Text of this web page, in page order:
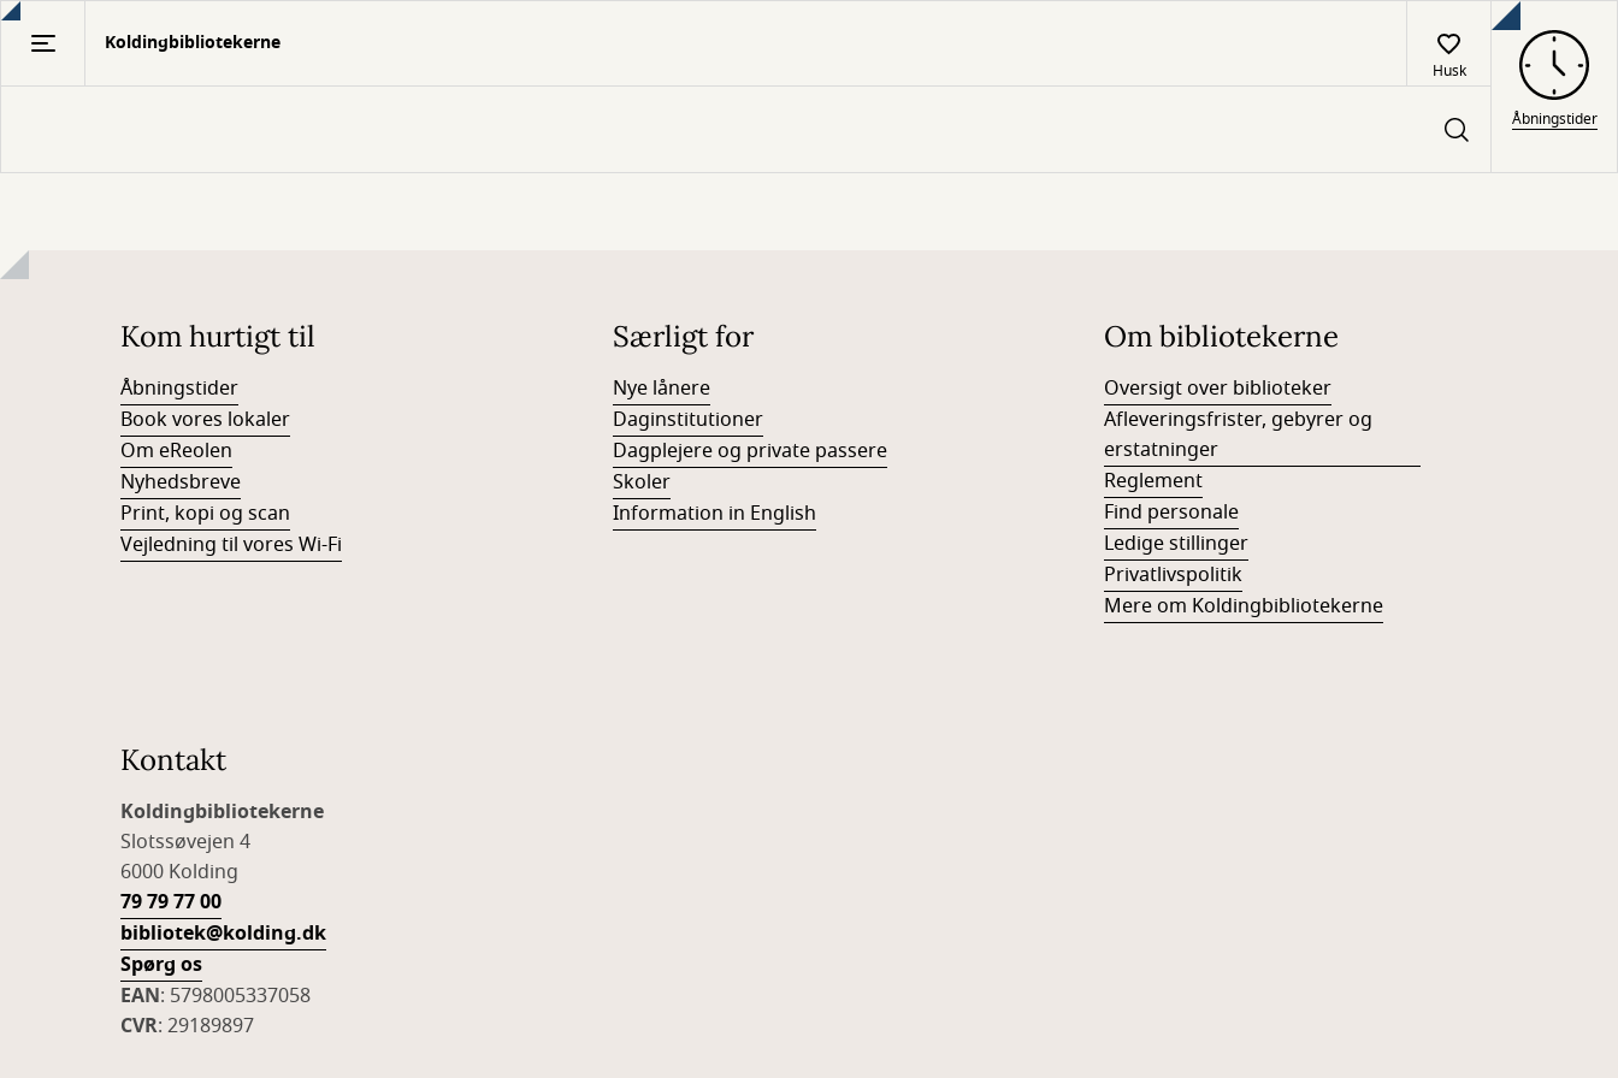
Gå
Koldingbibliotekerne
Husk
Åbningstider
Kom hurtigt til
Åbningstider
Book vores lokaler
Om eReolen
Nyhedsbreve
Print, kopi og scan
Vejledning til vores Wi-Fi
Særligt for
Nye lånere
Daginstitutioner
Dagplejere og private passere
Skoler
Information in English
Om bibliotekerne
Oversigt over biblioteker
Afleveringsfrister, gebyrer og
erstatninger
Reglement
Find personale
Ledige stillinger
Privatlivspolitik
Mere om Koldingbibliotekerne
Kontakt
Koldingbibliotekerne
Slotssøvejen 4
6000 Kolding
79 79 77 00
bibliotek@kolding.dk
Spørg os
EAN: 5798005337058
CVR: 29189897